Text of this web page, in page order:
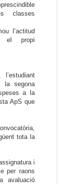
classes
l’actitud
el propi
la segona
a la
ApS que
tota la
i
per raons
avaluació